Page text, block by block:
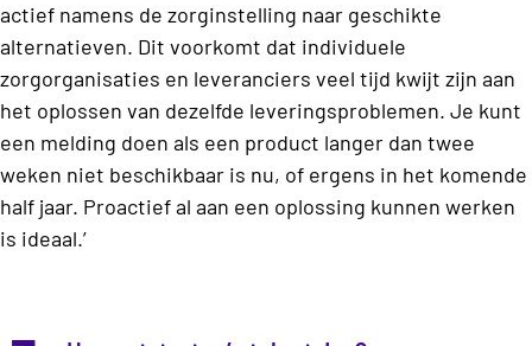
actief namens de zorginstelling naar geschikte
alternatieven. Dit voorkomt dat individuele
zorgorganisaties en leveranciers veel tijd kwijt zijn aan
het oplossen van dezelfde leveringsproblemen. Je kunt
een melding doen als een product langer dan twee
weken niet beschikbaar is nu, of ergens in het komende
half jaar. Proactief al aan een oplossing kunnen werken
is ideaal.’